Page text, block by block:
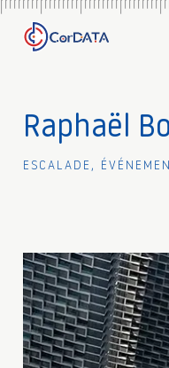
Raphaël
Escalade,